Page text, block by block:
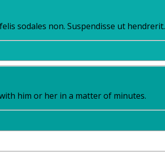
sodales non. Suspendisse ut hendrerit.
him or her in a matter of minutes.